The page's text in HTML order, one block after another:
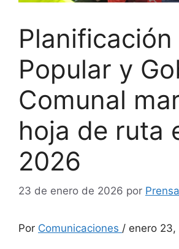
Planificación
Popular y
Comunal
hoja de ruta
2026
23 de enero de 2026 por Prensa
Por Comunicaciones / enero 23,